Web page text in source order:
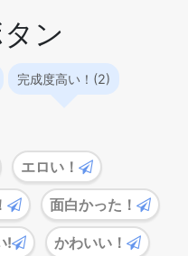
ン
完成度高い！(2)
エロい！
面白かった！
! かわいい！